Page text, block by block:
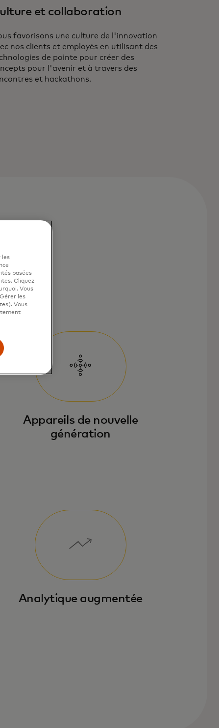
et collaboration
favorisons une culture de l'innovation
nos clients et employés en utilisant des
de pointe pour créer des
pour l'avenir et à travers des
et hackathons.
Appareils de nouvelle
génération
Analytique augmentée
les
basées
Cliquez
Vous
les
Vous